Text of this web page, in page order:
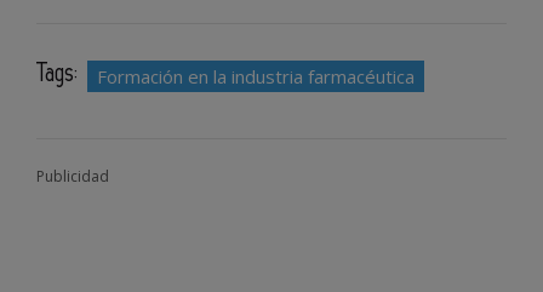
Tags: Formación en la industria farmacéutica
Publicidad